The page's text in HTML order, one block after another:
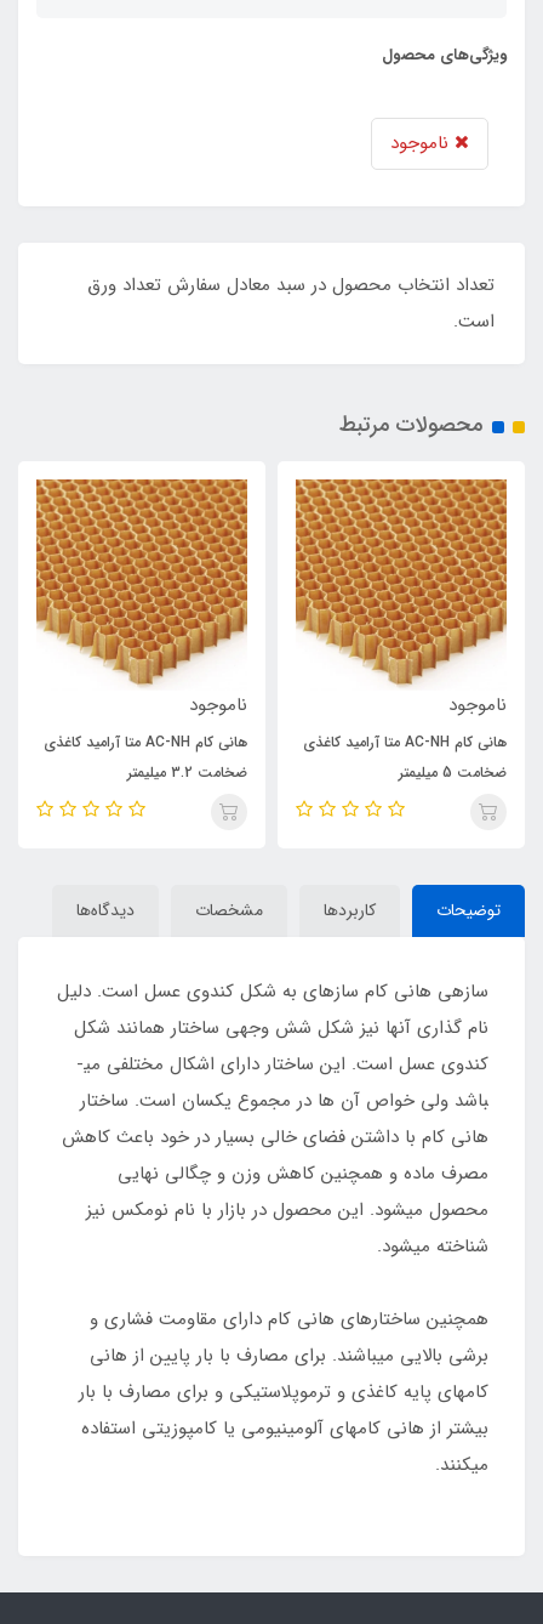
ویژگی‌های محصول
ناموجود
تعداد انتخاب محصول در سبد معادل سفارش تعداد ورق
است.
محصولات مرتبط
ناموجود
هانی کام AC-NH متا آرامید کاغذی
ضخامت 5 میلیمتر
ناموجود
هانی کام AC-NH متا آرامید کاغذی
ضخامت 3.2 میلیمتر
توضیحات کاربردها مشخصات دیدگاه‌ها
سازه­ی هانی کام سازه­ای به شکل کندو­ی عسل است. دلیل
نام گذاری آن­ها نیز شکل شش وجهی ساختار همانند شکل
کندوی عسل است. این ساختار دارای اشکال مختلفی می­
باشد ولی خواص آن ها در مجموع یکسان است. ساختار
هانی کام با داشتن فضای خالی بسیار در خود باعث کاهش
مصرف ماده و همچنین کاهش وزن و چگالی نهایی
محصول می­شود. این محصول در بازار با نام نومکس نیز
شناخته می­شود.
همچنین ساختارهای هانی کام دارای مقاومت فشاری و
برشی بالایی می­باشند. برای مصارف با بار پایین از هانی
کام­های پایه کاغذی و ترموپلاستیکی و برای مصارف با بار
بیشتر از هانی کام­های آلومینیومی یا کامپوزیتی استفاده
می­کنند.